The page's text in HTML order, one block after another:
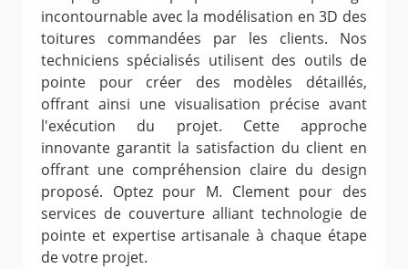
incontournable avec la modélisation en 3D des
toitures commandées par les clients. Nos
techniciens spécialisés utilisent des outils de
pointe pour créer des modèles détaillés,
offrant ainsi une visualisation précise avant
l'exécution du projet. Cette approche
innovante garantit la satisfaction du client en
offrant une compréhension claire du design
proposé. Optez pour M. Clement pour des
services de couverture alliant technologie de
pointe et expertise artisanale à chaque étape
de votre projet.